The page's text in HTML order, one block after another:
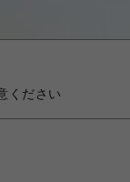
ください